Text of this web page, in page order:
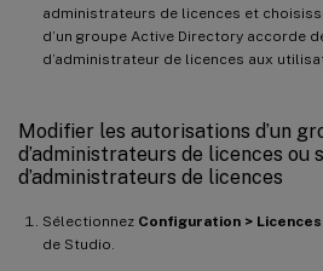
administrateurs de licences et
d’un groupe Active Directory accorde
d’administrateur de licences aux
Modifier les autorisations d’un
d’administrateurs de licences ou
d’administrateurs de licences
Sélectionnez Configuration > Licences
de Studio.